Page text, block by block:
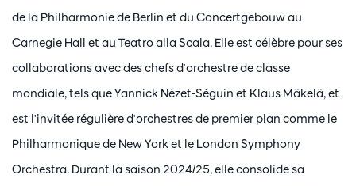
de la Philharmonie de Berlin et du Concertgebouw au
Carnegie Hall et au Teatro alla Scala. Elle est célèbre pour ses
collaborations avec des chefs d'orchestre de classe
mondiale, tels que Yannick Nézet-Séguin et Klaus Mäkelä, et
est l'invitée régulière d'orchestres de premier plan comme le
Philharmonique de New York et le London Symphony
Orchestra. Durant la saison 2024/25, elle consolide sa